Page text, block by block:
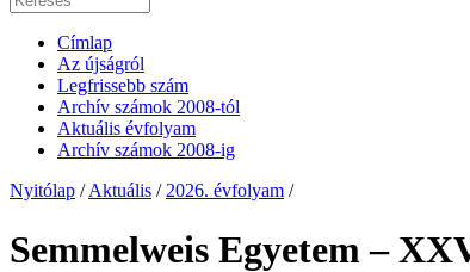
Címlap
Az újságról
Legfrissebb szám
Archív számok 2008-tól
Aktuális évfolyam
Archív számok 2008-ig
Nyitólap / Aktuális / 2026. évfolyam /
Semmelweis Egyetem –